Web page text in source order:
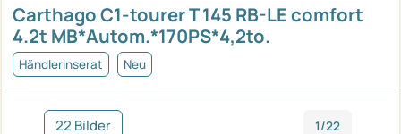
Carthago C1-tourer T 145 RB-LE comfort
4.2t MB*Autom.*170PS*4,2to.
Händlerinserat Neu
22 Bilder 1/22